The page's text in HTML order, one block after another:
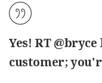
Yes! RT@bryce
customer;